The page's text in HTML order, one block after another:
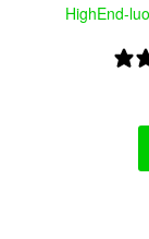
HighEnd-